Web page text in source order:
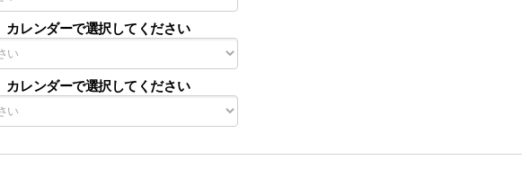
カレンダーで選択してください
カレンダーで選択してください